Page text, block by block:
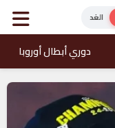
الغد
دوري أبطال أوروبا